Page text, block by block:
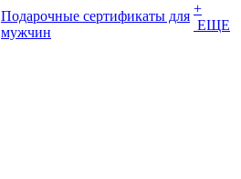
Подарочные сертификаты для
мужчин
+
ЕЩЕ